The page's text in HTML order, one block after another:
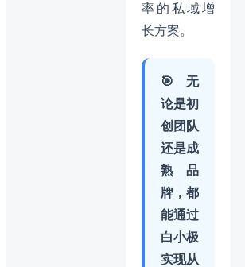
率的私域增
长方案。
🎯 无
论是初
创团队
还是成
熟品
牌，都
能通过
白小极
实现从